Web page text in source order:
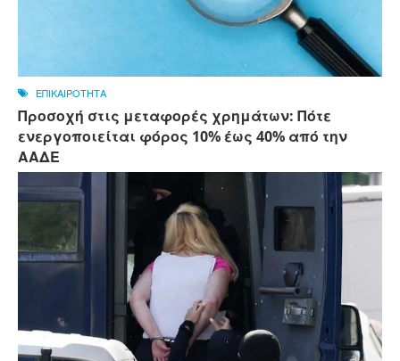
ΕΠΙΚΑΙΡΟΤΗΤΑ
Προσοχή στις μεταφορές χρημάτων: Πότε
ενεργοποιείται φόρος 10% έως 40% από την
ΑΑΔΕ